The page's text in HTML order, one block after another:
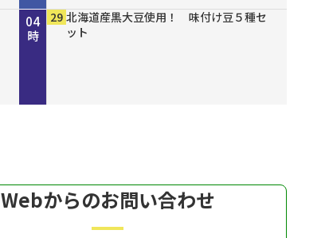
22
時
23
時
00
時
01
時
02
時
03
時
04
時
00 NHK NEWSLINE
10 NHK WORLD-JAPAN Special program
00 守ろう命プラス～今からできる！我が家
の防災～
30 災害に備える～地震編～
00 ショップスターバリュー チェンジ 美
白の日スペシャル
00 緊急開催！ 真夏の大特価市モズ
00 有機クコピューレ１００％！ オーガニ
ックゴジベリージュース
00 ブレスエアー ベストフィットピロー
２ 通気性抜群で背中までサポート
00 備長炭仕上げ こだわりのやきとり缶詰
29 北海道産黒大豆使用！ 味付け豆５種セ
ット
Webからのお問い合わせ